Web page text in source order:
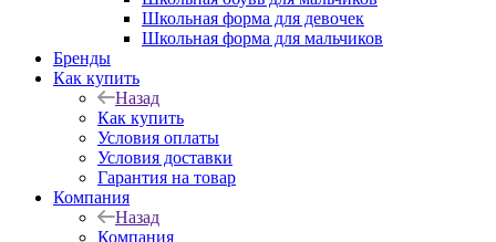
Школьная форма для девочек
Школьная форма для мальчиков
Бренды
Как купить
Назад
Как купить
Условия оплаты
Условия доставки
Гарантия на товар
Компания
Назад
Компания